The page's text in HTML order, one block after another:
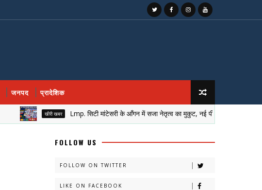
जनपद प्रादेशिक
खीरी खबर Lmp. सिटी मांटेसरी के आँगन में सजा नेतृत्व का मुकुट, नई पीढ़ी ने लिया सेवा और
FOLLOW US
FOLLOW ON TWITTER
LIKE ON FACEBOOK